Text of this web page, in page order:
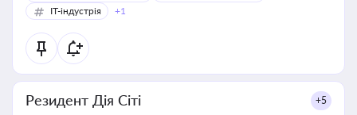
IT-індустрія
+1
Резидент Дія Сіті +5